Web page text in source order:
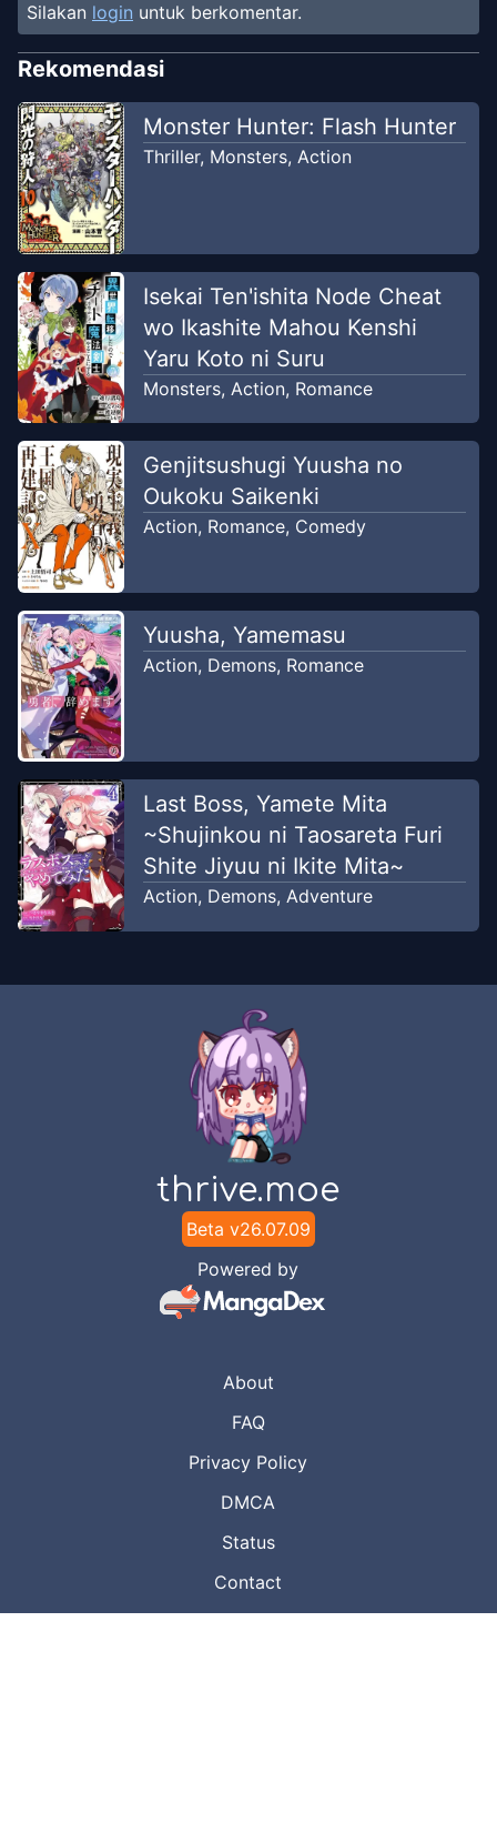
Chapter3
Nin Komik
Jul 17, 2018
Chapter2
Nin Komik
Jul 17, 2018
Chapter1.5
Nin Komik
Chapter1
Read Online
Nin Komik
Jul 17, 2018
Silakan login untuk berkomentar.
Rekomendasi
Monster Hunter: Flash Hunter
Thriller, Monsters, Action
Isekai Ten'ishita Node Cheat
wo Ikashite Mahou Kenshi
Yaru Koto ni Suru
Monsters, Action, Romance
Genjitsushugi Yuusha no
Oukoku Saikenki
Action, Romance, Comedy
Yuusha, Yamemasu
Action, Demons, Romance
Last Boss, Yamete Mita
~Shujinkou ni Taosareta Furi
Shite Jiyuu ni Ikite Mita~
Action, Demons, Adventure
thrive.moe
Beta v26.07.09
Powered by
About
FAQ
Privacy Policy
DMCA
Status
Contact